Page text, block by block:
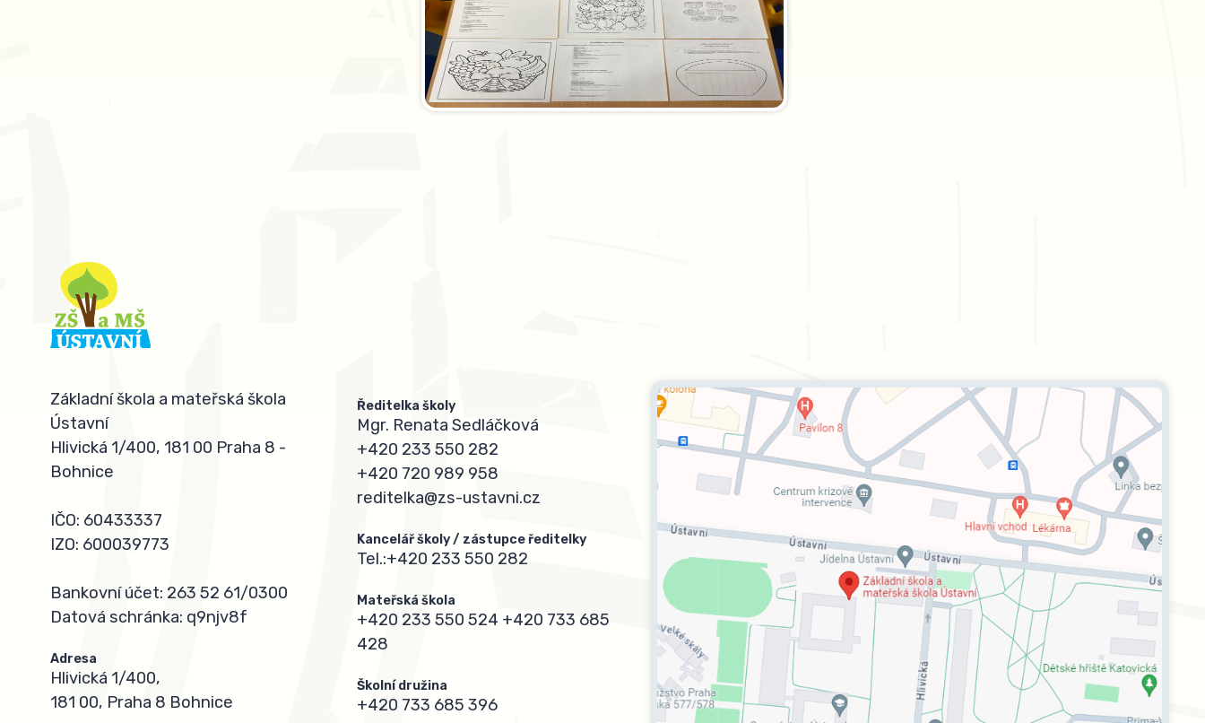
Základní škola a mateřská škola
Ústavní
Hlivická 1/400, 181 00 Praha 8 -
Bohnice
IČO: 60433337
IZO: 600039773
Bankovní účet: 263 52 61/0300
Datová schránka: q9njv8f
Adresa
Hlivická 1/400,
181 00, Praha 8 Bohnice
Ředitelka školy
Mgr. Renata Sedláčková
+420 233 550 282
+420 720 989 958
reditelka@zs-ustavni.cz
Kancelář školy / zástupce ředitelky
Tel.:+420 233 550 282
Mateřská škola
+420 233 550 524 +420 733 685
428
Školní družina
+420 733 685 396